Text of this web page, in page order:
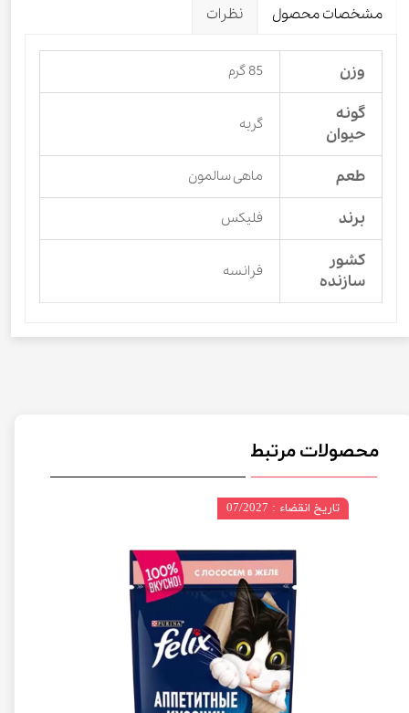
مشخصات محصول نظرات
وزن 85 گرم
گونه
حیوان
گربه
طعم ماهی سالمون
برند فلیکس
کشور
سازنده
فرانسه
محصولات مرتبط
تاریخ انقضاء : 07/2027